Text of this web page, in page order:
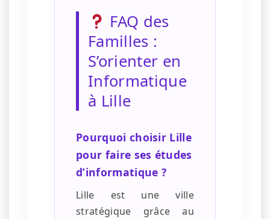
FAQ des
Familles :
S’orienter en
Informatique
à Lille
Pourquoi choisir Lille
pour faire ses études
d’informatique ?
Lille est une ville
stratégique grâce au